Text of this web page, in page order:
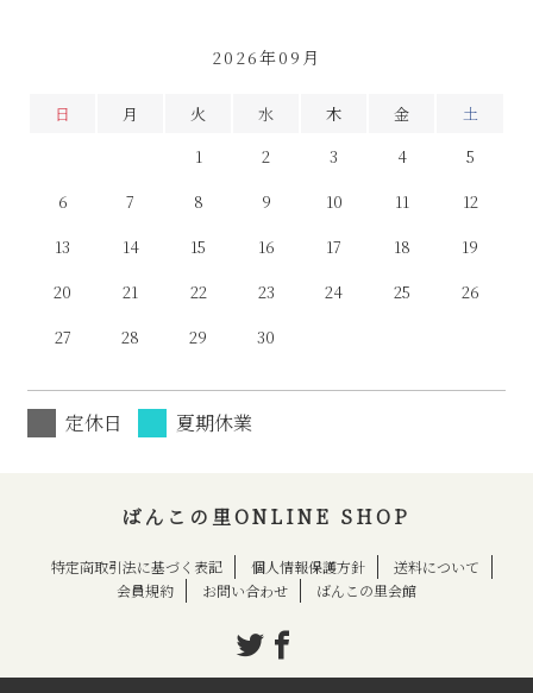
2026年09月
日 月 火 水 木 金
土
1
2 3 4
5
6
7 8 9 10 11
12
13
14 15 16 17 18
19
20
21 22 23 24 25
26
27
28 29 30
定休日 夏期休業
ばんこの里ONLINE SHOP
特定商取引法に基づく表記 個人情報保護方針
送料について
会員規約
お問い合わせ ばんこの里会館